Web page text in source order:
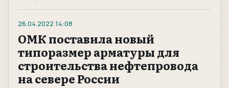
26.04.2022 14:08
ОМК поставила новый
типоразмер арматуры для
строительства нефтепровода
на севере России